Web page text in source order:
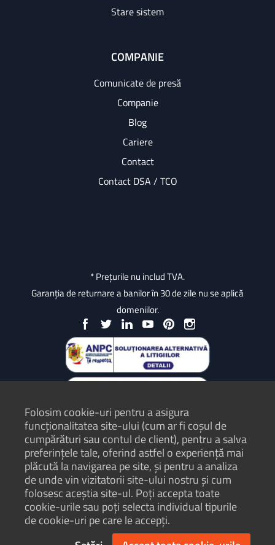
Stare sistem
COMPANIE
Comunicate de presă
Companie
Blog
Cariere
Contact
Contact DSA / TCO
* Prețurile nu includ TVA.
Garanția de returnare a banilor în 30 de zile nu se aplică
domeniilor.
Protecția Consumatorilor - ANPC
Termeni și condiții
Politică de confidențialitate
Hartă site
Folosim cookie-uri pentru a asigura
funcționalitatea site-ului (cum ar fi coșul de
cumpărături sau contul de client), pentru a salva
preferințele tale, oferind astfel o experiență mai
plăcută la navigarea pe site, și pentru a analiza
de unde vin vizitatorii site-ului nostru și cum
folosesc aceștia site-ul. Poți accepta toate
cookie-urile sau poți selecta individual tipurile
de cookie-uri pe care le accepți.